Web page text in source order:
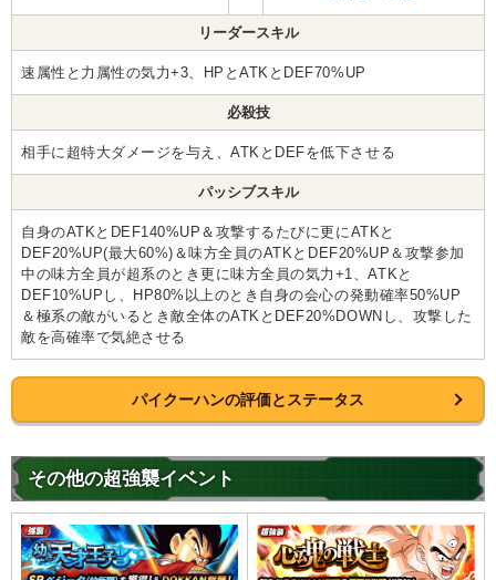
リーダースキル
速属性と力属性の気力+3、HPとATKとDEF70%UP
必殺技
相手に超特大ダメージを与え、ATKとDEFを低下させる
パッシブスキル
自身のATKとDEF140%UP＆攻撃するたびに更にATKと
DEF20%UP(最大60%)＆味方全員のATKとDEF20%UP＆攻撃参加
中の味方全員が超系のとき更に味方全員の気力+1、ATKと
DEF10%UPし、HP80%以上のとき自身の会心の発動確率50%UP
＆極系の敵がいるとき敵全体のATKとDEF20%DOWNし、攻撃した
敵を高確率で気絶させる
パイクーハンの評価とステータス
その他の超強襲イベント